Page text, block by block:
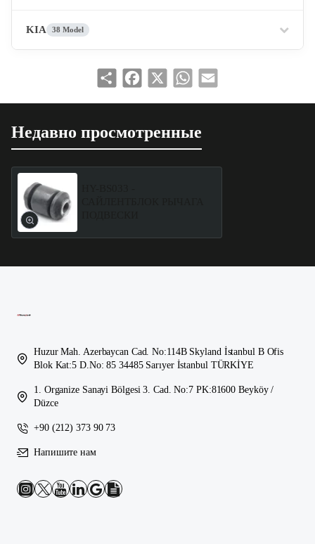
KIA 38 Model
Share Facebook WhatsApp
Недавно просмотренные
Huzur Mah. Azerbaycan Cad. No:114B Skyland İstanbul B Ofis
Blok Kat:5 D.No: 85 34485 Sarıyer İstanbul TÜRKİYE
1. Organize Sanayi Bölgesi 3. Cad. No:7 PK:81600 Beyköy /
Düzce
+90 (212) 373 90 73
Напишите нам